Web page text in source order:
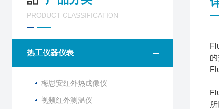
PRODUCT CLASSIFICATION
热工仪器仪表
梅思安红外热成像仪
视频红外测温仪